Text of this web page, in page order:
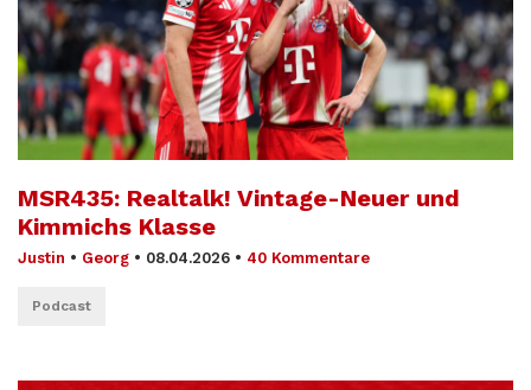
MSR435: Realtalk! Vintage-Neuer und
Kimmichs Klasse
Justin • Georg • 08.04.2026 • 40 Kommentare
Podcast